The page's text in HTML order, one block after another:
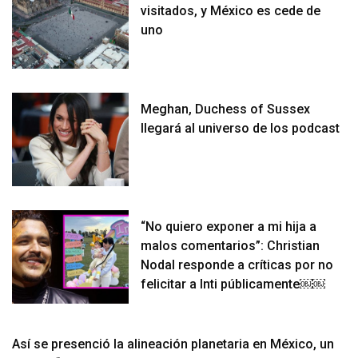
visitados, y México es cede de
uno
Meghan, Duchess of Sussex
llegará al universo de los podcast
“No quiero exponer a mi hija a
malos comentarios”: Christian
Nodal responde a críticas por no
felicitar a Inti públicamente￼￼
Así se presenció la alineación planetaria en México, un